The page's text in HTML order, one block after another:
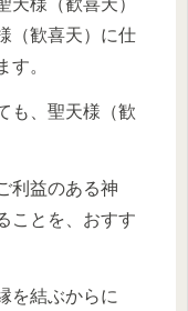
様（歓喜天）
（歓喜天）に仕
す。
も、聖天様（歓
利益のある神
ことを、おすす
を結ぶからに